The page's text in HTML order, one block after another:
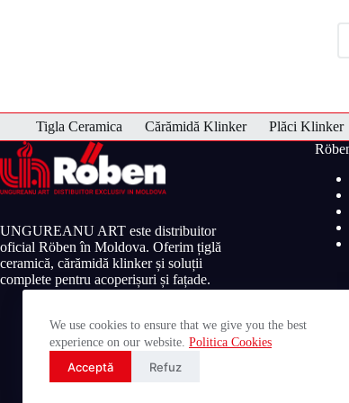
We use cookies to ensure that we give you the best
experience on our website. Politica Cookies
Acceptă Refuz
Tigla Ceramica Cărămidă Klinker Plăci Klinker
UNGUREANU ART este distribuitor
oficial Röben în Moldova. Oferim țiglă
ceramică, cărămidă klinker și soluții
complete pentru acoperișuri și fațade.